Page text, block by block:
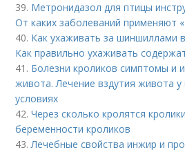
39. Метронидазол для птицы
От каких заболеваний применяют
40. Как ухаживать за шиншиллами
Как правильно ухаживать
41. Болезни кроликов симптомы и
живота. Лечение вздутия живота
условиях
42.Через сколько кролятся
беременности кроликов
43.Лечебные свойства инжир и